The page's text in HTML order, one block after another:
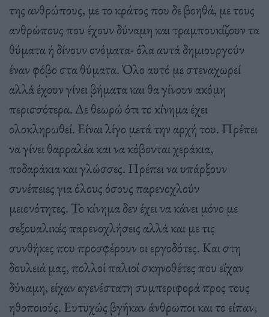
της ανθρώπους, με το κράτος που δε βοηθά, με τους
ανθρώπους που έχουν δύναμη και τραμπουκίζουν τα
θύματα ή δίνουν ονόματα- όλα αυτά δημιουργούν
έναν φόβο στα θύματα. Όλο αυτό με στεναχωρεί
αλλά έχουν γίνει βήματα και θα γίνουν ακόμη
περισσότερα. Δε θεωρώ ότι το κίνημα έχει
ολοκληρωθεί. Είναι λίγο μετά την αρχή του. Πρέπει
να γίνει θαρραλέα και να κόβονται χεράκια,
ποδαράκια και γλώσσες. Πρέπει να υπάρξουν
συνέπειες για όλους όσους παρενοχλούν
μειονότητες. Το κίνημα δεν έχει να κάνει μόνο με
σεξουαλικές παρενοχλήσεις αλλά και με τις
συνθήκες που προσφέρουν οι εργοδότες. Και στη
δουλειά μας, πολλοί παλιοί σκηνοθέτες που είχαν
δύναμη, είχαν αγενέστατη συμπεριφορά προς τους
ηθοποιούς. Ευτυχώς βγήκαν άνθρωποι και το είπαν,